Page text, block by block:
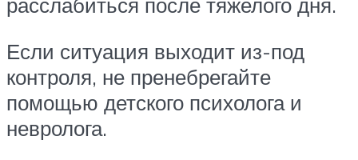
Если ситуация выходит из-под
контроля, не пренебрегайте
помощью детского психолога и
невролога.